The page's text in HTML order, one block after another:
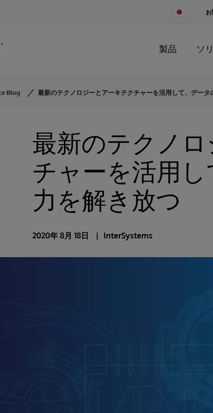
Change
製品 ソ
Blog 最新のテクノロジーとアーキテクチャーを活用して、データ
最新のテクノ
チャーを活用
力を解き放つ
2020年 8月 18日 InterSystems